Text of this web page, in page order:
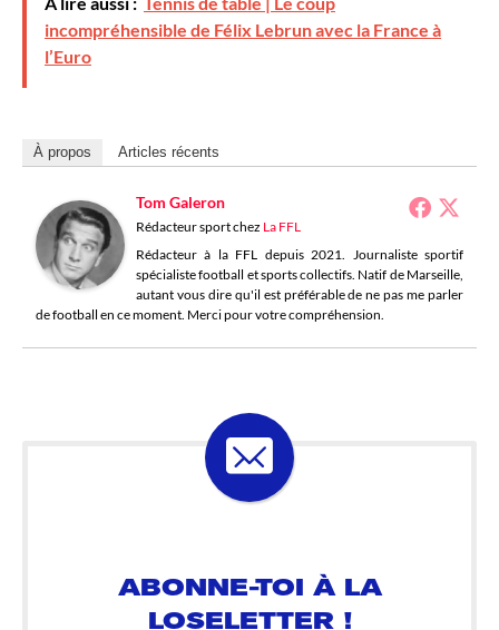
incompréhensible de Félix Lebrun avec la France à
l’Euro
À propos Articles récents
Tom Galeron
Rédacteur sportchez La FFL
Rédacteur à la FFL depuis 2021. Journaliste sportif
spécialiste football et sports collectifs. Natif de Marseille,
autant vous dire qu'il est préférable de ne pas me parler
de football en ce moment. Merci pour votre compréhension.